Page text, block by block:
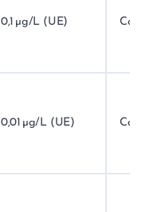
0,1 µg/L (UE)
0,01 µg/L (UE)